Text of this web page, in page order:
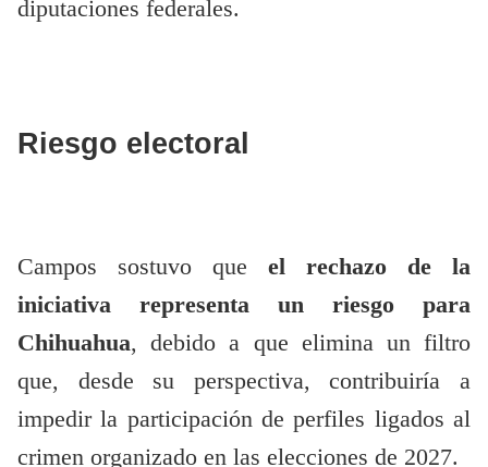
diputaciones federales.
Riesgo electoral
Campos sostuvo que el rechazo de la
iniciativa representa un riesgo para
Chihuahua, debido a que elimina un filtro
que, desde su perspectiva, contribuiría a
impedir la participación de perfiles ligados al
crimen organizado en las elecciones de 2027.